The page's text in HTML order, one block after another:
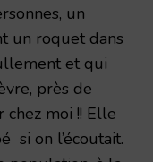
un
un roquet dans
et qui
près de
chez moi !! Elle
si on l’écoutait.